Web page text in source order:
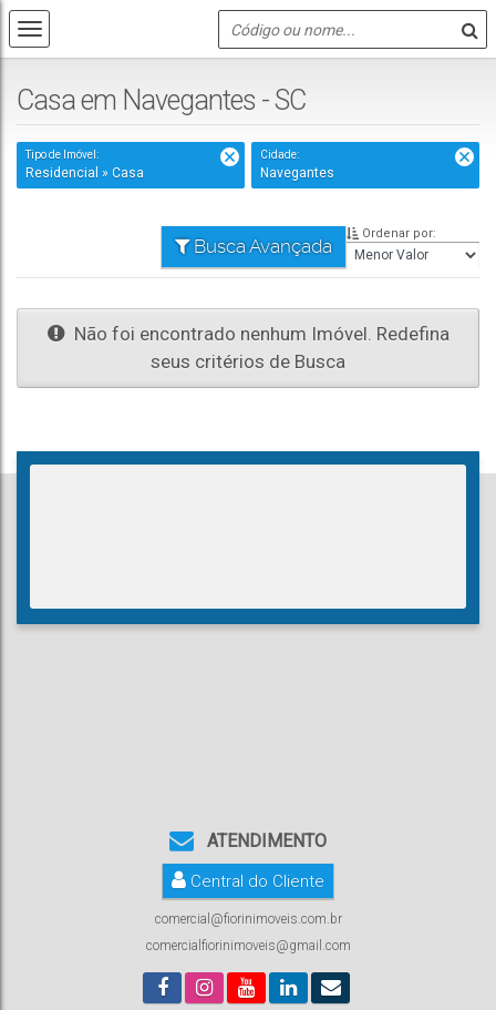
Casa em Navegantes - SC
Tipo de Imóvel:
Residencial » Casa
Cidade:
Navegantes
Busca Avançada
Ordenar por:
Não foi encontrado nenhum Imóvel. Redefina
seus critérios de Busca
ATENDIMENTO
Central do Cliente
comercial@fiorinimoveis.com.br
comercialfiorinimoveis@gmail.com